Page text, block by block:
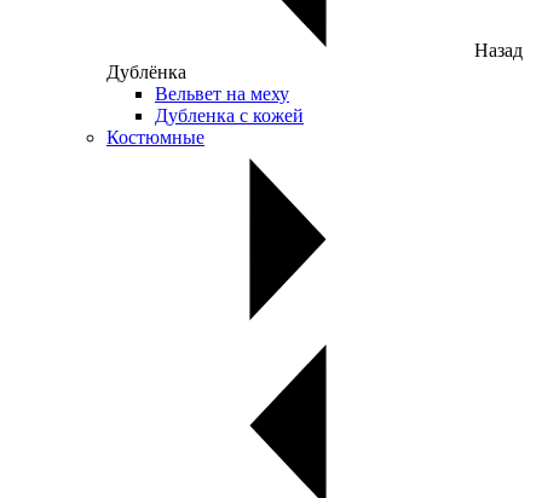
Назад
Дублёнка
Вельвет на меху
Дубленка с кожей
Костюмные